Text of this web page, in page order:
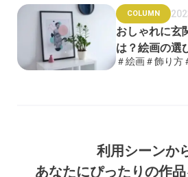
COLUMN
おしゃれに玄
は？絵画の選
せて解説
＃絵画＃飾り方
利用シーンか
あなたにぴったりの作